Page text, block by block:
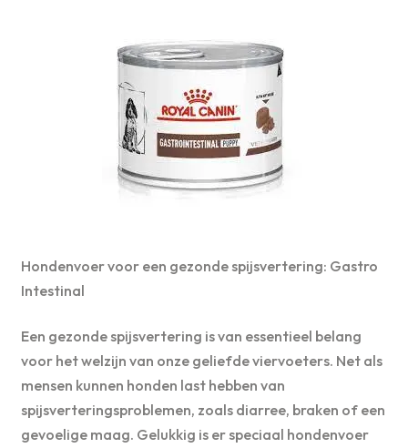
Hondenvoer voor een gezonde spijsvertering: Gastro
Intestinal
Een gezonde spijsvertering is van essentieel belang
voor het welzijn van onze geliefde viervoeters. Net als
mensen kunnen honden last hebben van
spijsverteringsproblemen, zoals diarree, braken of een
gevoelige maag. Gelukkig is er speciaal hondenvoer